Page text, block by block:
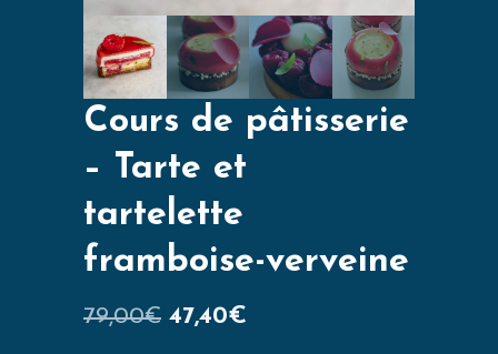
Cours de pâtisserie
– Tarte et
tartelette
framboise-verveine
79,00€ 47,40€